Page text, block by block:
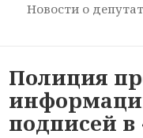
Новости о
Полиция
подписей в